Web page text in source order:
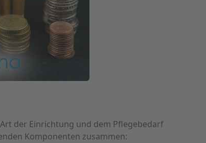
der Einrichtung und dem Pflegebedarf
Komponenten zusammen: